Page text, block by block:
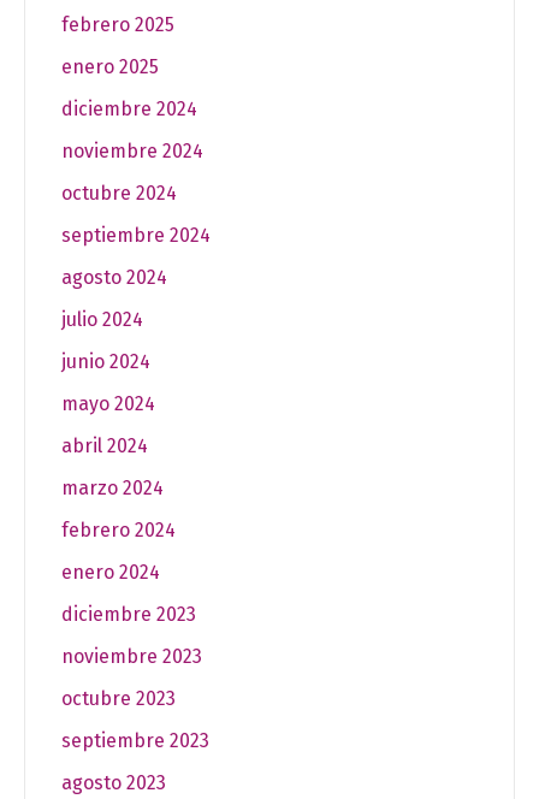
febrero 2025
enero 2025
diciembre 2024
noviembre 2024
octubre 2024
septiembre 2024
agosto 2024
julio 2024
junio 2024
mayo 2024
abril 2024
marzo 2024
febrero 2024
enero 2024
diciembre 2023
noviembre 2023
octubre 2023
septiembre 2023
agosto 2023